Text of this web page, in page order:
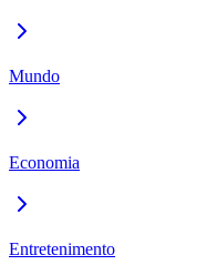
Mundo
Economia
Entretenimento